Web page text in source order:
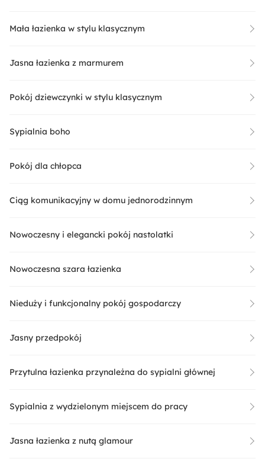
Mała łazienka w stylu klasycznym
Jasna łazienka z marmurem
Pokój dziewczynki w stylu klasycznym
Sypialnia boho
Pokój dla chłopca
Ciąg komunikacyjny w domu jednorodzinnym
Nowoczesny i elegancki pokój nastolatki
Nowoczesna szara łazienka
Nieduży i funkcjonalny pokój gospodarczy
Jasny przedpokój
Przytulna łazienka przynależna do sypialni głównej
Sypialnia z wydzielonym miejscem do pracy
Jasna łazienka z nutą glamour